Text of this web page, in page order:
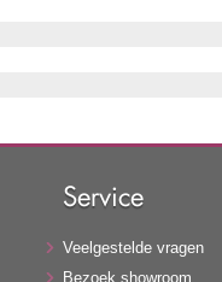
Service
Veelgestelde vragen
Bezoek showroom